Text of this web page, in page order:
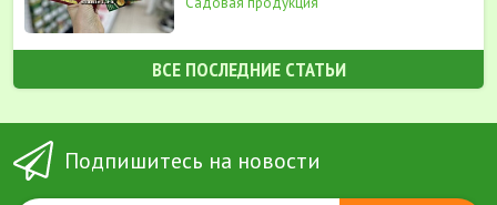
ВСЕ ПОСЛЕДНИЕ СТАТЬИ
Подпишитесь на новости